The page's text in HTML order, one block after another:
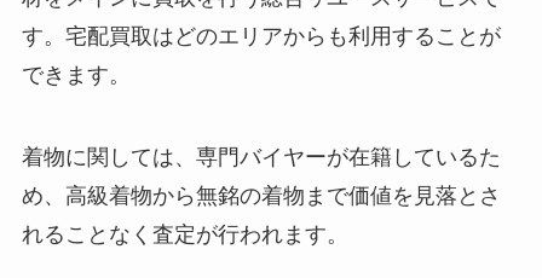
す。宅配買取はどのエリアからも利用することが
できます。
着物に関しては、専門バイヤーが在籍しているた
め、高級着物から無銘の着物まで価値を見落とさ
れることなく査定が行われます。